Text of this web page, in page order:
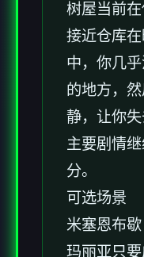
树屋当前
接近仓库
中，你几
的地方，
静，让你失
主要剧情
分。
可选场景
米塞恩布歇
玛丽亚只